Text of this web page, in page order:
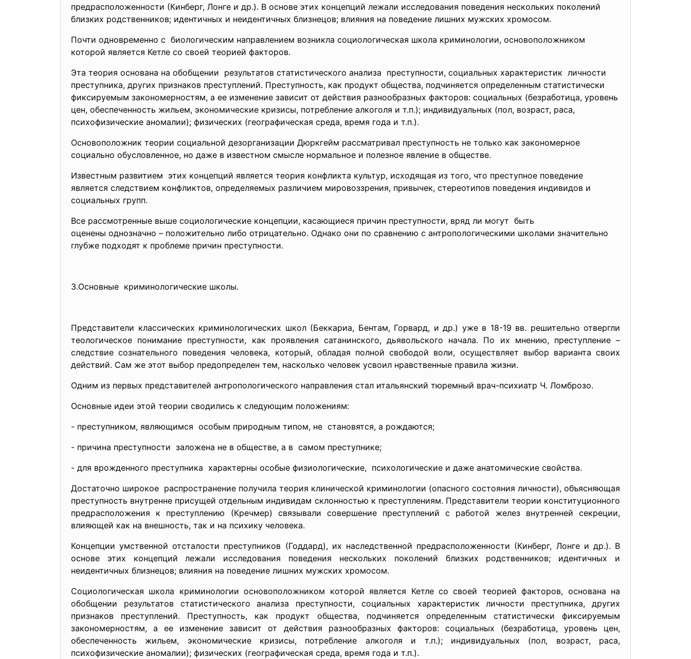
предрасположенности (Кинберг, Лонге и др.). В основе этих концепций лежали исследования поведения нескольких поколений
близких родственников; идентичных и неидентичных близнецов; влияния на поведение лишних мужских хромосом.
Почти одновременно с биологическим направлением возникла социологическая школа криминологии, основоположником
которой является Кетле со своей теорией факторов.
Эта теория основана на обобщении результатов статистического анализа преступности, социальных характеристик личности
преступника, других признаков преступлений. Преступность, как продукт общества, подчиняется определенным статистически
фиксируемым закономерностям, а ее изменение зависит от действия разнообразных факторов: социальных (безработица, уровень
цен, обеспеченность жильем, экономические кризисы, потребление алкоголя и т.п.); индивидуальных (пол, возраст, раса,
психофизические аномалии); физических (географическая среда, время года и т.п.).
Основоположник теории социальной дезорганизации Дюркгейм рассматривал преступность не только как закономерное
социально обусловленное, но даже в известном смысле нормальное и полезное явление в обществе.
Известным развитием этих концепций является теория конфликта культур, исходящая из того, что преступное поведение
является следствием конфликтов, определяемых различием мировоззрения, привычек, стереотипов поведения индивидов и
социальных групп.
Все рассмотренные выше социологические концепции, касающиеся причин преступности, вряд ли могут быть
оценены однозначно – положительно либо отрицательно. Однако они по сравнению с антропологическими школами значительно
глубже подходят к проблеме причин преступности.
3.Основные криминологические школы.
Представители классических криминологических школ (Беккариа, Бентам, Горвард, и др.) уже в 18-19 вв. решительно отвергли
теологическое понимание преступности, как проявления сатанинского, дьявольского начала. По их мнению, преступление –
следствие сознательного поведения человека, который, обладая полной свободой воли, осуществляет выбор варианта своих
действий. Сам же этот выбор предопределен тем, насколько человек усвоил нравственные правила жизни.
Одним из первых представителей антропологического направления стал итальянский тюремный врач-психиатр Ч. Ломброзо.
Основные идеи этой теории сводились к следующим положениям:
- преступником, являющимся особым природным типом, не становятся, а рождаются;
- причина преступности заложена не в обществе, а в самом преступнике;
- для врожденного преступника характерны особые физиологические, психологические и даже анатомические свойства.
Достаточно широкое распространение получила теория клинической криминологии (опасного состояния личности), объясняющая
преступность внутренне присущей отдельным индивидам склонностью к преступлениям. Представители теории конституционного
предрасположения к преступлению (Кречмер) связывали совершение преступлений с работой желез внутренней секреции,
влияющей как на внешность, так и на психику человека.
Концепции умственной отсталости преступников (Годдард), их наследственной предрасположенности (Кинберг, Лонге и др.). В
основе этих концепций лежали исследования поведения нескольких поколений близких родственников; идентичных и
неидентичных близнецов; влияния на поведение лишних мужских хромосом.
Социологическая школа криминологии основоположником которой является Кетле со своей теорией факторов, основана на
обобщении результатов статистического анализа преступности, социальных характеристик личности преступника, других
признаков преступлений. Преступность, как продукт общества, подчиняется определенным статистически фиксируемым
закономерностям, а ее изменение зависит от действия разнообразных факторов: социальных (безработица, уровень цен,
обеспеченность жильем, экономические кризисы, потребление алкоголя и т.п.); индивидуальных (пол, возраст, раса,
психофизические аномалии); физических (географическая среда, время года и т.п.).